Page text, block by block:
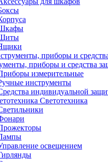
приборы и средства
измерительные
инструменты
индивидуальной
Светотехника
освещением